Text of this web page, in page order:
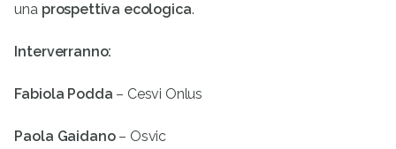
una prospettiva ecologica.
Interverranno:
Fabiola Podda – Cesvi Onlus
Paola Gaidano– Osvic